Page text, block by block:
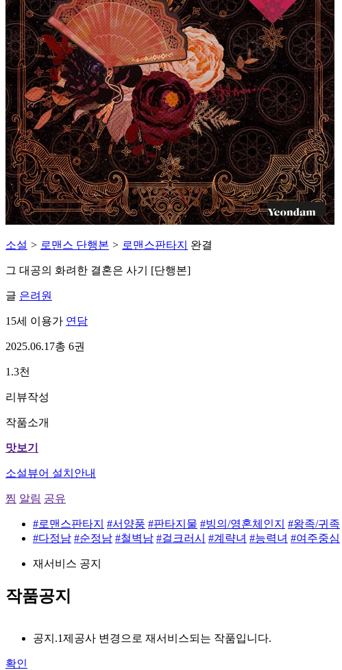
소설 > 로맨스 단행본 > 로맨스판타지 완결
그 대공의 화려한 결혼은 사기 [단행본]
글 은려원
15세 이용가 연담
2025.06.17총 6권
1.3천
리뷰작성
작품소개
맛보기
소설뷰어 설치안내
찜 알림 공유
#로맨스판타지 #서양풍 #판타지물 #빙의/영혼체인지 #왕족/귀족
#다정남 #순정남 #철벽남 #걸크러시 #계략녀 #능력녀 #여주중심
재서비스 공지
작품공지
공지.1제공사 변경으로 재서비스되는 작품입니다.
확인